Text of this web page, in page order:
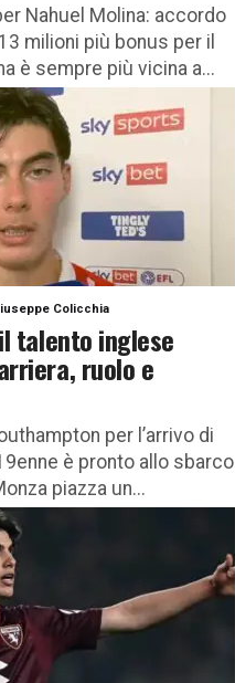
Nahuel Molina: accordo
milioni più bonus per il
è sempre più vicina a...
Colicchia
talento inglese
ruolo e
per l’arrivo di
è pronto allo sbarco
piazza un...